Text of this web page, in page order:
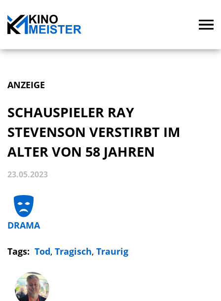
ANZEIGE
SCHAUSPIELER RAY
STEVENSON VERSTIRBT IM
ALTER VON 58 JAHREN
23.05.2023
DRAMA
Tags: Tod, Tragisch, Traurig